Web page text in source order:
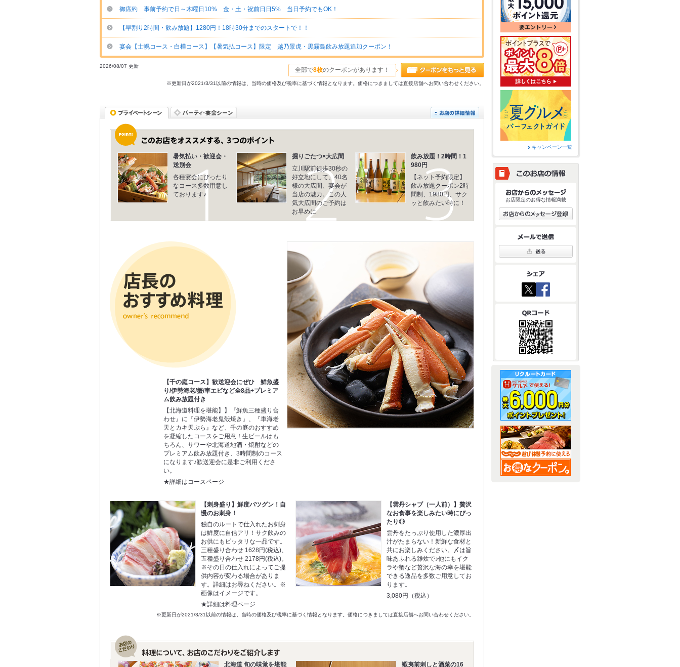
御席約 事前予約で日～木曜日10% 金・土・祝前日日5% 当日予約でもOK！
【早割り2時間・飲み放題】1280円！18時30分までのスタートで！！
宴会【士幌コース・白樺コース】【暑気払コース】限定 越乃景虎・黒霧島飲み放題追加クーポン！
全部で8枚のクーポンがあります！
2026/08/07 更新
※更新日が2021/3/31以前の情報は、当時の価格及び税率に基づく情報となります。価格につきましては直接店舗へお問い合わせください。
暑気払い・歓迎会・
送別会
各種宴会にぴったり
なコース多数用意し
ております♪
掘りごたつ×大広間
立川駅前徒歩30秒の
好立地にして、40名
様の大広間、宴会が
当店の魅力。この人
気大広間のご予約は
お早めに
飲み放題！2時間！1
980円
【ネット予約限定】
飲み放題クーポン2時
間制、1980円、サク
ッと飲みたい時に！
【千の庭コース】歓送迎会にぜひ 鮮魚盛
り/伊勢海老/蟹/車エビなど全8品+プレミア
ム飲み放題付き
【北海道料理を堪能】】『鮮魚三種盛り合
わせ』に『伊勢海老鬼殻焼き』、『車海老
天とカキ天ぷら』など、千の庭のおすすめ
を凝縮したコースをご用意！生ビールはも
ちろん、サワーや北海道地酒・焼酎などの
プレミアム飲み放題付き、3時間制のコース
になります♪歓送迎会に是非ご利用くださ
い。
★詳細はコースページ
【刺身盛り】鮮度バツグン！自
慢のお刺身！
独自のルートで仕入れたお刺身
は鮮度に自信アリ！サク飲みの
お供にもピッタリな一品です。
三種盛り合わせ 1628円(税込)、
五種盛り合わせ 2178円(税込)。
※その日の仕入れによってご提
供内容が変わる場合がありま
す。詳細はお尋ねください。※
画像はイメージです。
★詳細は料理ページ
【雲丹シャブ（一人前）】贅沢
なお食事を楽しみたい時にぴっ
たり◎
雲丹をたっぷり使用した濃厚出
汁がたまらない！新鮮な食材と
共にお楽しみください。〆は旨
味あふれる雑炊で♪他にもイク
ラや蟹など贅沢な海の幸を堪能
できる逸品を多数ご用意してお
ります。
3,080円（税込）
※更新日が2021/3/31以前の情報は、当時の価格及び税率に基づく情報となります。価格につきましては直接店舗へお問い合わせください。
北海道 旬の味覚を堪能
蝦夷前刺しと酒菜の16
キャンペーン一覧
お店限定のお得な情報満載